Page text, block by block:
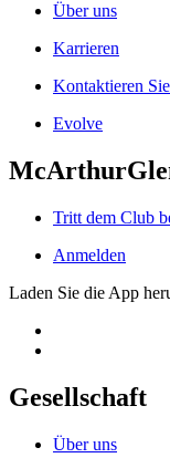
Über uns
Karrieren
Kontaktieren
Evolve
Tritt dem Club
Anmelden
Laden Sie die App
Gesellschaft
Über uns